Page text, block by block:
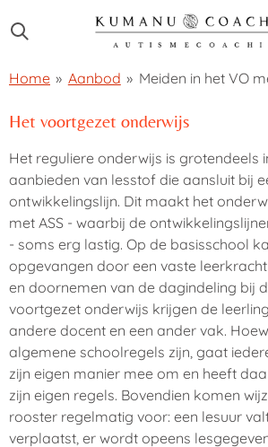
direct
de
Home » Aanbod » Meiden in het VO
Het voortgezet onderwijs
Het reguliere onderwijs is grotendeels
aanbieden van lesstof die aansluit bij
ontwikkelingslijn. Dit maakt het
met ASS - waarbij de
- soms erg lastig. Op de basisschool
opgevangen door een vaste
en doornemen van de dagindeling bij
voortgezet onderwijs krijgen de
andere docent en een ander vak.
algemene schoolregels zijn, gaat
zijn eigen manier mee om en heeft
zijn eigen regels. Bovendien komen
rooster regelmatig voor: een lesuur
verplaatst, er wordt opeens